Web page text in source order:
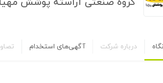
درباره شرکت آگهی‌های استخدام